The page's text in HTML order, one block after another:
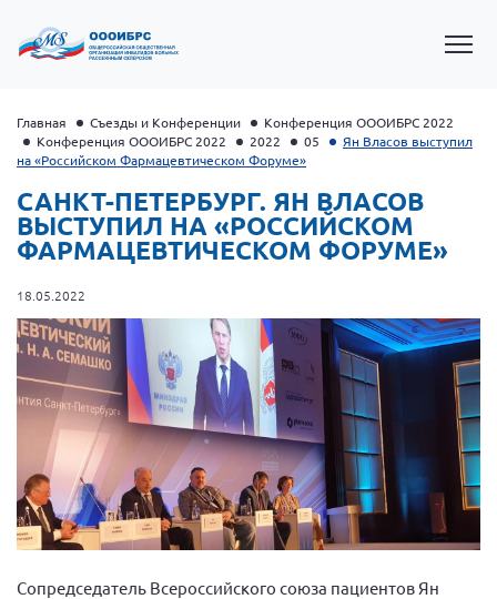
Президент Власов Я.В.
Первый вице-президент Кичигина Н. Ф.
Генеральный директор Матвиевская О.В.
Вице-президент Зрячева Н.В.
Вице-президент Шишлянников Ф.В.
Информационная служба
Отдел международных отношений
Главная Съезды и Конференции
Конференция ОООИБРС 2022
Конференция ОООИБРС 2022
2022 05
Ян Власов выступил
на «Российском Фармацевтическом Форуме»
САНКТ-ПЕТЕРБУРГ. ЯН ВЛАСОВ
ВЫСТУПИЛ НА «РОССИЙСКОМ
ФАРМАЦЕВТИЧЕСКОМ ФОРУМЕ»
18.05.2022
Сопредседатель Всероссийского союза пациентов Ян